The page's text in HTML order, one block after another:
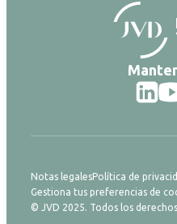
Notas legalesPolítica de
Gestiona tus preferencias de
© JVD 2025. Todos los